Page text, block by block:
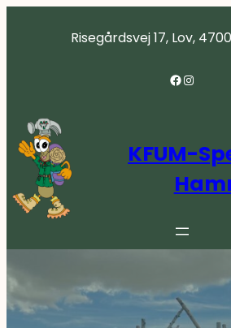
Risegårdsvej 17, Lov,
Facebook Instagram
KFUM-